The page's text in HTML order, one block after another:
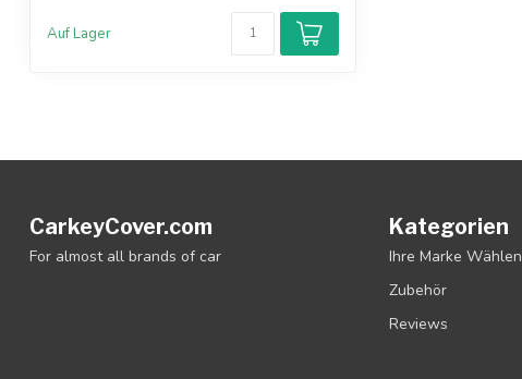
Auf Lager
CarkeyCover.com
For almost all brands of car
Kategorien
Ihre Marke Wählen
Zubehör
Reviews